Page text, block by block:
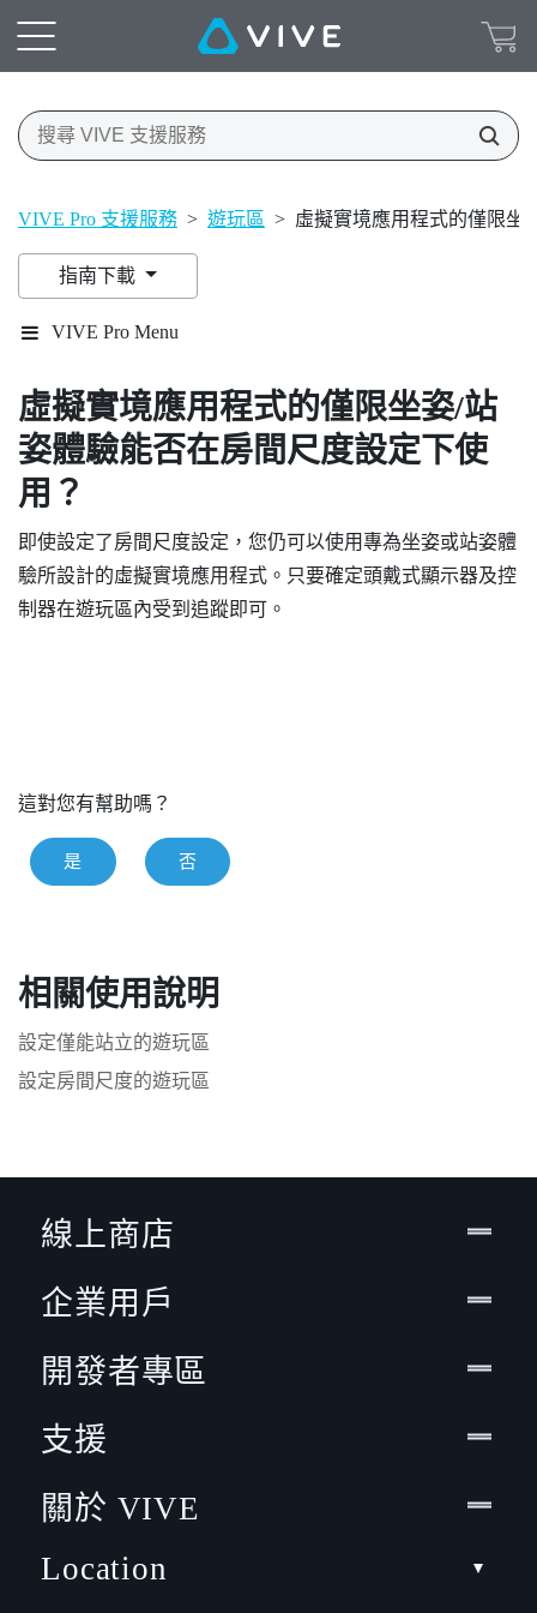
VIVE Pro 支援服務 > 遊玩區 > 虛擬實境應用程式的僅限坐
指南下載
VIVE Pro Menu
虛擬實境應用程式的僅限坐姿/站
姿體驗能否在房間尺度設定下使
用？
即使設定了房間尺度設定，您仍可以使用專為坐姿或站姿體
驗所設計的虛擬實境應用程式。只要確定頭戴式顯示器及控
制器在遊玩區內受到追蹤即可。
這對您有幫助嗎？
是 否
相關使用說明
設定僅能站立的遊玩區
設定房間尺度的遊玩區
線上商店
企業用戶
開發者專區
支援
關於 VIVE
Location